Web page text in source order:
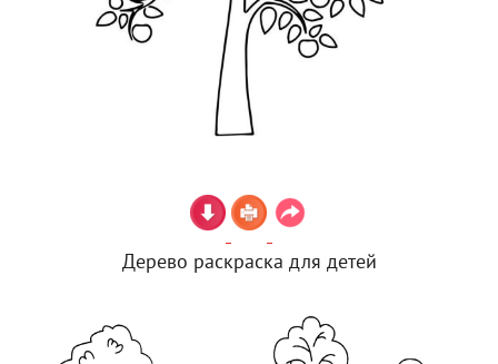
Дерево раскраска для детей